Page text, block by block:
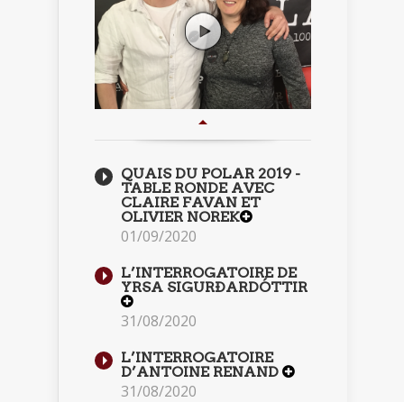
QUAIS DU POLAR 2019 -
TABLE RONDE AVEC
CLAIRE FAVAN ET
OLIVIER NOREK
01/09/2020
L’INTERROGATOIRE DE
YRSA SIGURÐARDÓTTIR
31/08/2020
L’INTERROGATOIRE
D’ANTOINE RENAND
31/08/2020